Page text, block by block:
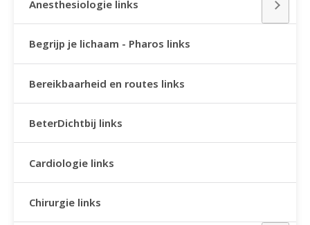
Anesthesiologie links
Begrijp je lichaam - Pharos links
Bereikbaarheid en routes links
BeterDichtbij links
Cardiologie links
Chirurgie links